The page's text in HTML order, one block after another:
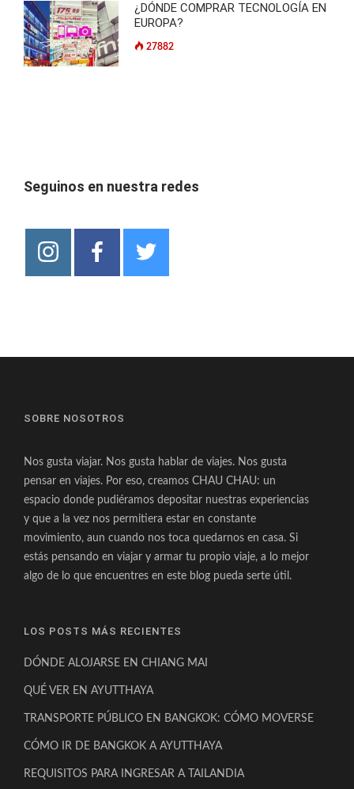
¿DÓNDE COMPRAR TECNOLOGÍA EN
EUROPA?
27882
Seguinos en nuestra redes
SOBRE NOSOTROS
Nos gusta viajar. Nos gusta hablar de viajes. Nos gusta
pensar en viajes. Por eso, creamos CHAU CHAU: un
espacio donde pudiéramos depositar nuestras experiencias
y que a la vez nos permitiera estar en constante
movimiento, aun cuando nos toca quedarnos en casa. Si
estás pensando en viajar y armar tu propio viaje, a lo mejor
algo de lo que encuentres en este blog pueda serte útil.
LOS POSTS MÁS RECIENTES
DÓNDE ALOJARSE EN CHIANG MAI
QUÉ VER EN AYUTTHAYA
TRANSPORTE PÚBLICO EN BANGKOK: CÓMO MOVERSE
CÓMO IR DE BANGKOK A AYUTTHAYA
REQUISITOS PARA INGRESAR A TAILANDIA